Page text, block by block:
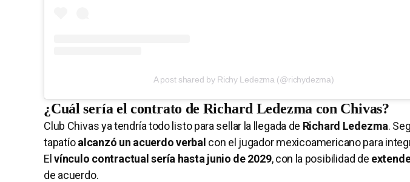
A post shared by Richy Ledezma (@richydezma)
¿Cuál sería el contrato de Richard Ledezma con Chivas?
Club Chivas ya tendría todo listo para sellar la llegada de Richard Ledezma.
tapatíoalcanzó un acuerdo verbal con el jugador mexicoamericano para
El vínculo contractual sería hasta junio de 2029, con la posibilidad de
de acuerdo.